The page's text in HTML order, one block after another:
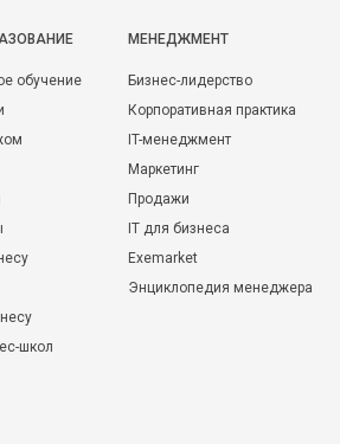
обучение
школ
МЕНЕДЖМЕНТ
Бизнес-лидерство
Корпоративная практика
IT-менеджмент
Маркетинг
Продажи
IT для бизнеса
Exemarket
Энциклопедия менеджера